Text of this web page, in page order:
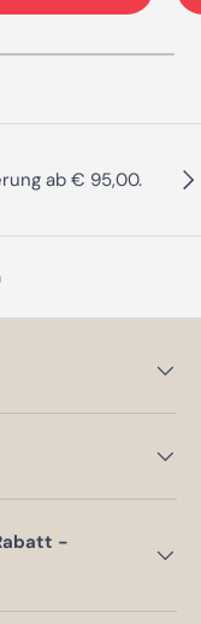
ab € 95,00.
-